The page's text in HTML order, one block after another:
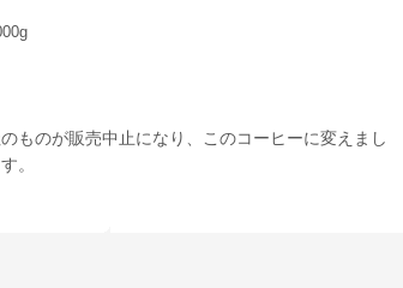
ものが販売中止になり、このコーヒーに変えまし
。